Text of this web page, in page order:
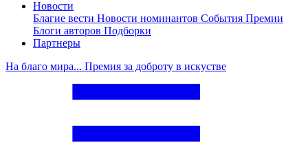
Новости
Благие вести Новости номинантов События Премии
Блоги авторов Подборки
Партнеры
На благо мира... Премия за доброту в искустве